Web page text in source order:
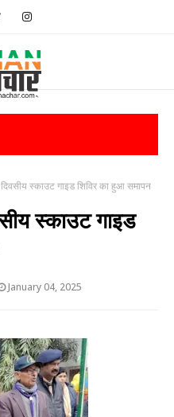
स्काउट गाइड शिविर का हुआ समापन
स्काउट गाइड
January 04, 2025